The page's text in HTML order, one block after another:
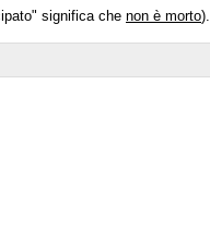
significa che non è morto).